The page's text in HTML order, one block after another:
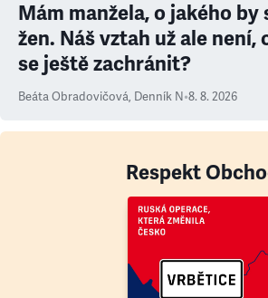
Mám manžela, o jakého
žen. Náš vztah už ale není,
se ještě zachránit?
Beáta Obradovičová, Denník N•8. 8. 2026
Respekt